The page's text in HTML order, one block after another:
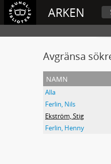
ARKEN
Avgränsa
namn
Alla
Ferlin, Nils
Ekström, Stig
Ferlin, Henny